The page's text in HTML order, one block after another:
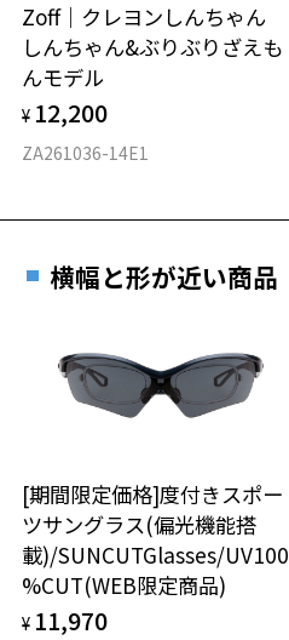
材質
フロント素材：チタン
Zoff｜クレヨンしんちゃん
しんちゃん&ぶりぶりざえも
んモデル
¥ 12,200
ZA261036-14E1
横幅と形が近い商品
[期間限定価格]度付きスポー
ツサングラス(偏光機能搭
載)/SUNCUTGlasses/UV100
%CUT(WEB限定商品)
¥ 11,970